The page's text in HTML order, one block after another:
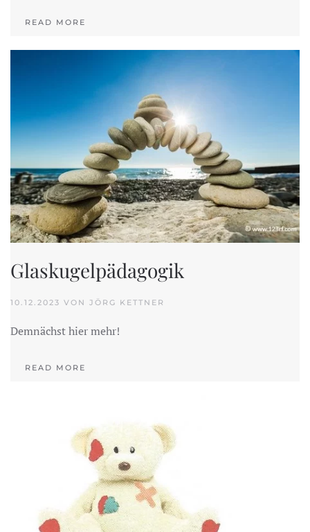
READ MORE
Glaskugelpädagogik
10.12.2023 VON JÖRG KETTNER
Demnächst hier mehr!
READ MORE